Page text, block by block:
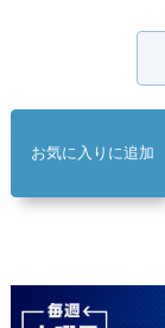
お気に入りに追加